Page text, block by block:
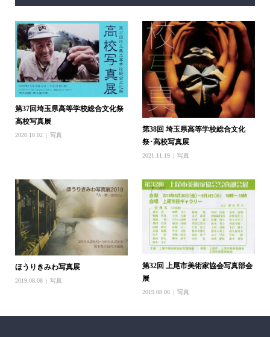
第37回埼玉県高等学校総合文化祭
高校写真展
2020.10.02 写真
第38回 埼玉県高等学校総合文化
祭･高校写真展
2021.11.19 写真
ほうりきみわ写真展
2019.08.08 写真
第32回 上尾市美術家協会写真部会
展
2019.08.06 写真